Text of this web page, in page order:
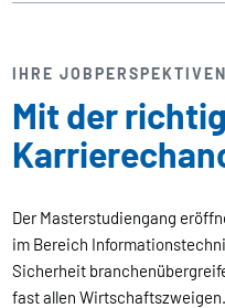
IHRE JOBPERSPEKTIVEN
Mit der
Der Masterstudiengang
im Bereich
Sicherheit
fast allen Wirtschaftszweigen.